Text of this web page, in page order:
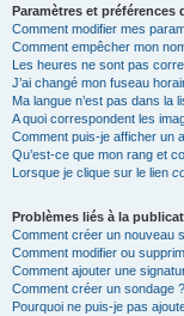
Paramètres et préférences
Comment modifier mes
Comment empêcher mon
Les heures ne sont pas
J’ai changé mon fuseau
Ma langue n’est pas dans la
A quoi correspondent les
Comment puis-je afficher un
Qu’est-ce que mon rang et
Lorsque je clique sur le lien
Problèmes liés à la
Comment créer un nouveau
Comment modifier ou
Comment ajouter une
Comment créer un sondage ?
Pourquoi ne puis-je pas